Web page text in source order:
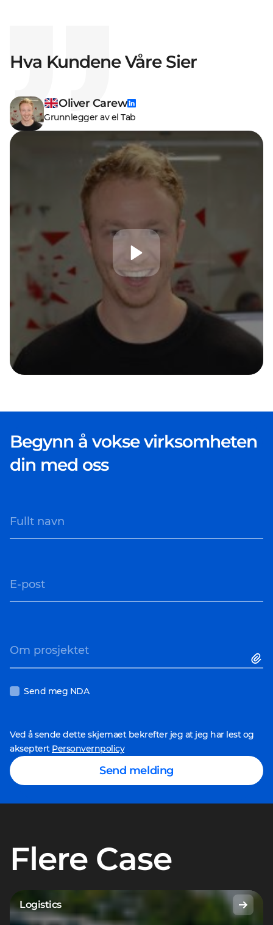
Hva Kundene Våre Sier
Oliver Carew
Grunnlegger av el Tab
Begynn å vokse virksomheten
din med oss
Fullt navn
E-post
Om prosjektet
Send meg NDA
Ved å sende dette skjemaet bekrefter jeg at jeg har lest og
akseptert Personvernpolicy
Send melding
Flere Case
Logistics